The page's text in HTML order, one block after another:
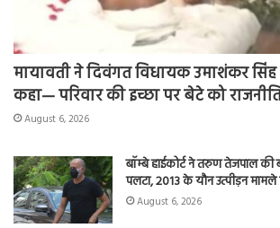
मायावती ने दिवंगत विधायक उमाशंकर सिंह
कहा— परिवार की इच्छा पर बेटे को
August 6, 2026
बॉम्बे हाईकोर्ट ने तरुण तेजपाल
पलटा, 2013 के यौन उत्पीड़न मामले
August 6, 2026